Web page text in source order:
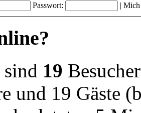
Passwort: | Mich
sind 19
und 19 Gäste